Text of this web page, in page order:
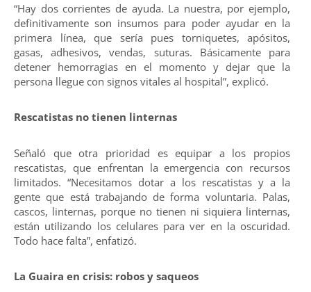
“Hay dos corrientes de ayuda. La nuestra, por ejemplo,
definitivamente son insumos para poder ayudar en la
primera línea, que sería pues torniquetes, apósitos,
gasas, adhesivos, vendas, suturas. Básicamente para
detener hemorragias en el momento y dejar que la
persona llegue con signos vitales al hospital”, explicó.
Rescatistas no tienen linternas
Señaló que otra prioridad es equipar a los propios
rescatistas, que enfrentan la emergencia con recursos
limitados. “Necesitamos dotar a los rescatistas y a la
gente que está trabajando de forma voluntaria. Palas,
cascos, linternas, porque no tienen ni siquiera linternas,
están utilizando los celulares para ver en la oscuridad.
Todo hace falta”, enfatizó.
La Guaira en crisis: robos y saqueos